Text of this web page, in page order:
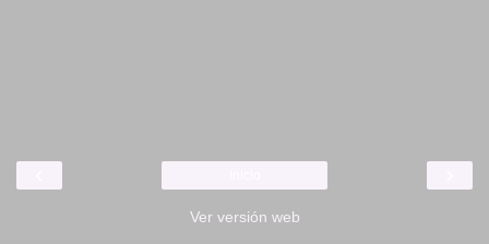
Ver versión web